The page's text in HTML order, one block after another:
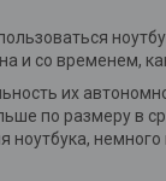
и со временем,
их
по размеру в
ноутбука,